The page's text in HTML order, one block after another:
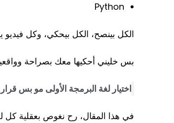
Python
الكل بينصح، الكل بيحكي، وكل
بس خليني أحكيها معك بصراحة
اختيار لغة البرمجة الأولى مو بس
في هذا المقال، رح نغوص بعقلية كل